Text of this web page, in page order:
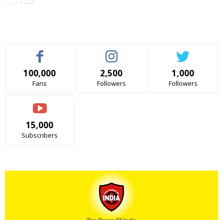
100,000
Fans
2,500
Followers
1,000
Followers
15,000
Subscribers